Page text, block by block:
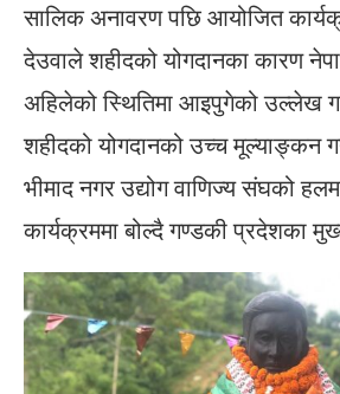
सालिक अनावरण पछि आयोजित
देउवाले शहीदको योगदानका कारण
अहिलेको स्थितिमा आइपुगेको उल्लेख
शहीदको योगदानको उच्च मूल्याङ्कन
भीमाद नगर उद्योग वाणिज्य संघको
कार्यक्रममा बोल्दै गण्डकी प्रदेशका